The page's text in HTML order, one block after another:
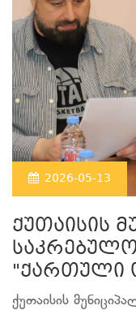
2026-05-13
ქუთაისის
"ქართული
ქუთაისის